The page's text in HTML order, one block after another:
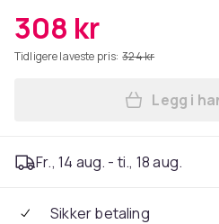
308 kr
Tidligere laveste pris: 324 kr
Legg i
Fr., 14 aug. - ti., 18 aug.
Sikker betaling